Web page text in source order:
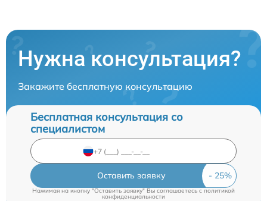
Нужна консультация?
Закажите бесплатную консультацию
Бесплатная консультация со
специалистом
Оставить заявку
Нажимая на кнопку "Оставить заявку" Вы соглашаетесь c политикой
конфиденциальности